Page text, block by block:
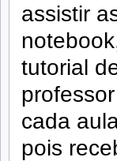
assistir
tutorial
cada
pois